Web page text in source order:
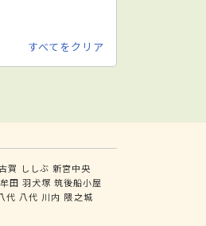
すべてをクリア
賀 ししぶ 新宮中央
田 羽犬塚 筑後船小屋
代 八代 川内 隈之城